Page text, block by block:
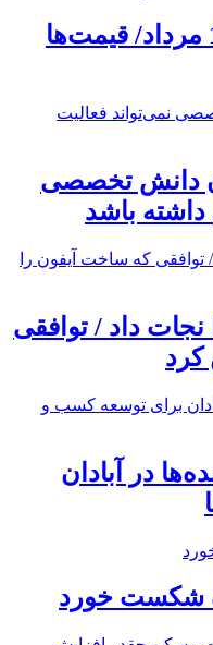
قیمت طلا و سکه شنبه 17 مرداد/ قیمت‌ها
دانش تخصصی
باشد
داد / توافقی
در آبادان
شکست خورد